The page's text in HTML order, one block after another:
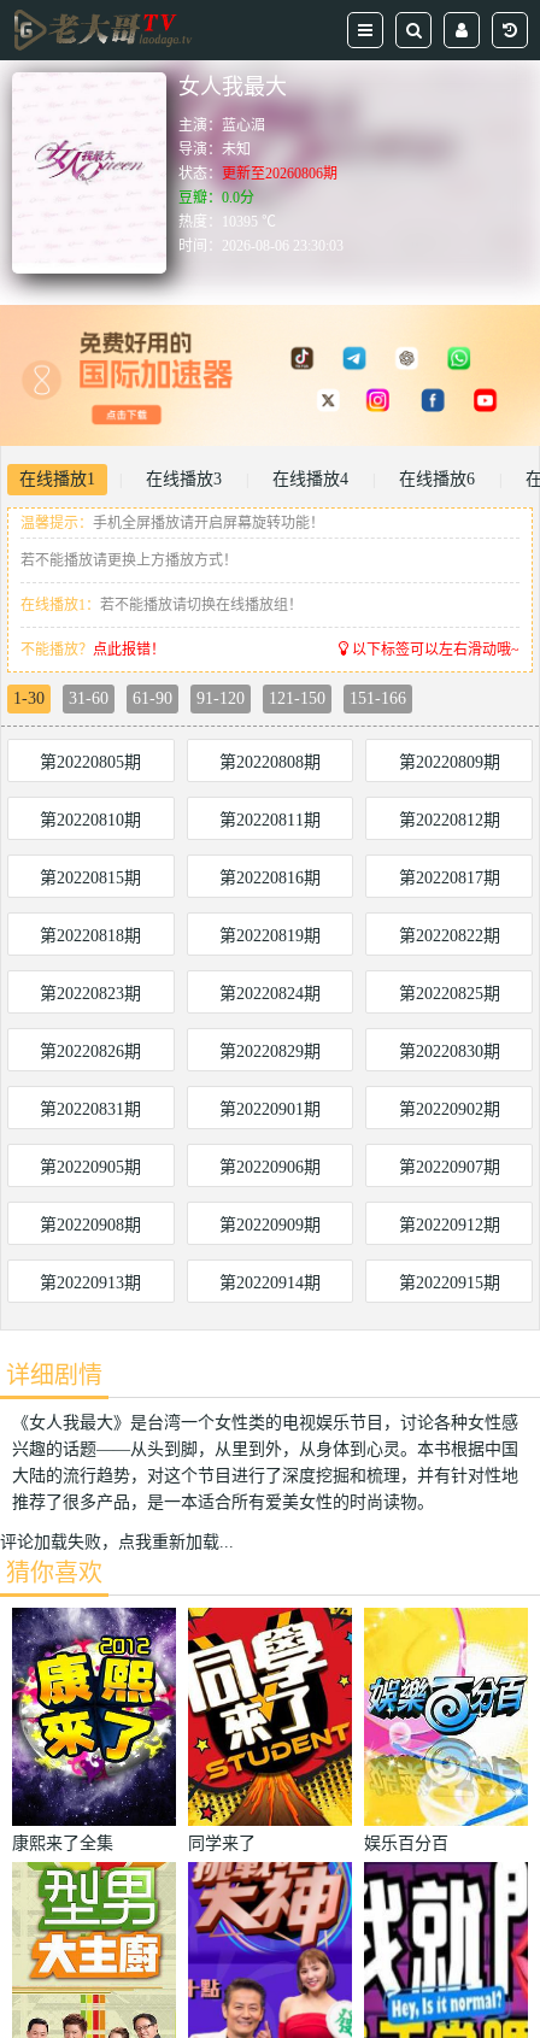
女人我最大
主演： 蓝心湄
导演：未知
状态： 更新至20260806期
豆瓣：0.0分
热度：10395 ℃
时间： 2026-08-06 23:30:03
在线播放1 在线播放3 在线播放4 在线播放6
温馨提示： 手机全屏播放请开启屏幕旋转功能！
若不能播放请更换上方播放方式！
在线播放1： 若不能播放请切换在线播放组！
不能播放？ 点此报错！ 以下标签可以左右滑动哦~
1-30 31-60 61-90 91-120 121-150 151-166
第20220805期 第20220808期 第20220809期
第20220810期 第20220811期 第20220812期
第20220815期 第20220816期 第20220817期
第20220818期 第20220819期 第20220822期
第20220823期 第20220824期 第20220825期
第20220826期 第20220829期 第20220830期
第20220831期 第20220901期 第20220902期
第20220905期 第20220906期 第20220907期
第20220908期 第20220909期 第20220912期
第20220913期 第20220914期 第20220915期
详细剧情
《女人我最大》是台湾一个女性类的电视娱乐节目，讨论各种女性感
兴趣的话题——从头到脚，从里到外，从身体到心灵。本书根据中国
大陆的流行趋势，对这个节目进行了深度挖掘和梳理，并有针对性地
推荐了很多产品，是一本适合所有爱美女性的时尚读物。
评论加载失败，点我重新加载...
猜你喜欢
康熙来了全集 同学来了 娱乐百分百